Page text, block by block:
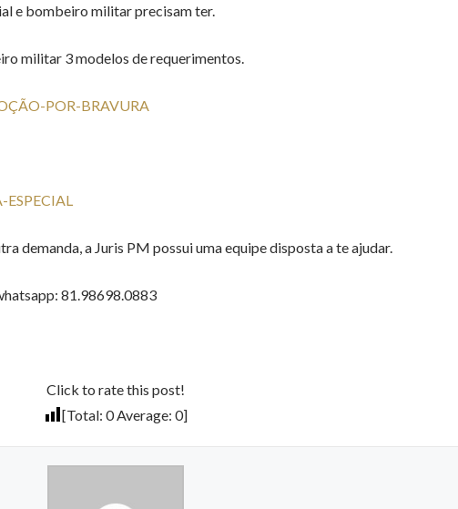
e bombeiro militar precisam ter.
militar 3 modelos de requerimentos.
POR-BRAVURA
demanda, a Juris PM possui uma equipe disposta a te ajudar.
81.98698.0883
Click to rate this post!
[Total: 0Average: 0]